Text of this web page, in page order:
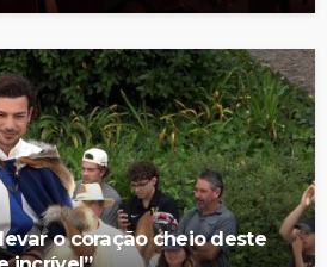
o coração cheio deste